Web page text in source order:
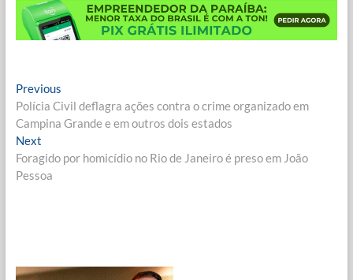
Navegação
de
Post
PreviousPrevious
post:
Polícia Civil deflagra ações contra o crime organizado em
Campina Grande e em outros dois estados
NextNext
post:
Foragido por homicídio no Rio de Janeiro é preso em João
Pessoa